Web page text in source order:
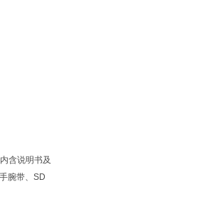
含说明书及
腕带、SD